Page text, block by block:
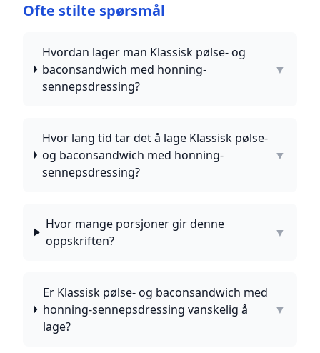
Ofte stilte spørsmål
Hvordan lager man Klassisk pølse- og
baconsandwich med honning-
sennepsdressing?
▼
Hvor lang tid tar det å lage Klassisk pølse-
og baconsandwich med honning-
sennepsdressing?
▼
Hvor mange porsjoner gir denne
oppskriften?
▼
Er Klassisk pølse- og baconsandwich med
honning-sennepsdressing vanskelig å
lage?
▼